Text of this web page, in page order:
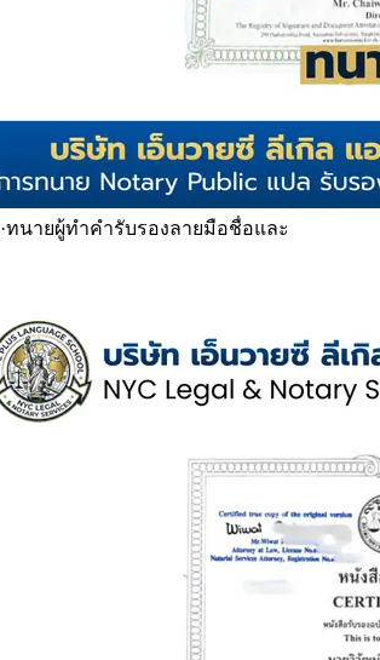
·ทนายผู้ทำคำรับรองลายมือชื่อและ